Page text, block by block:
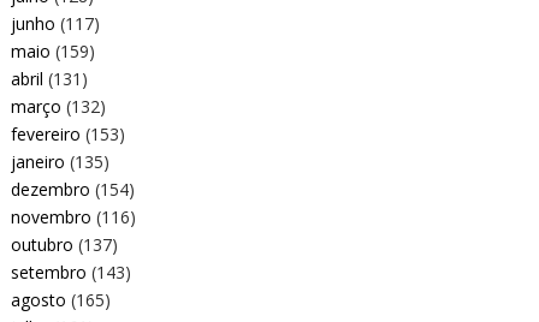
junho (117)
maio (159)
abril (131)
março (132)
fevereiro (153)
janeiro (135)
dezembro (154)
novembro (116)
outubro (137)
setembro (143)
agosto (165)